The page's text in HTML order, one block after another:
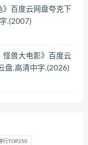
》百度云网盘夸克下
.(2007)
怪兽大电影》百度云
盘.高清中字.(2026)
行TOP250